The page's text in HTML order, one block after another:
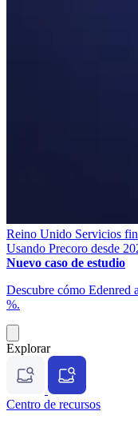
Reino Unido Servicios
Usando Precoro desde
Nuevo caso de estudio
Descubre cómo Edenred
%.
Explorar
Centro de recursos